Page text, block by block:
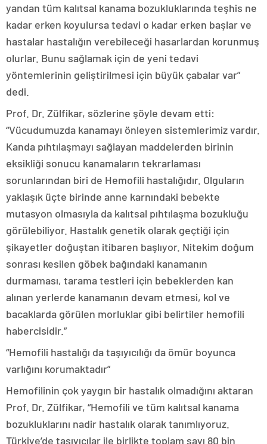
yandan tüm kalıtsal kanama bozukluklarında teşhis ne
kadar erken koyulursa tedavi o kadar erken başlar ve
hastalar hastalığın verebileceği hasarlardan korunmuş
olurlar. Bunu sağlamak için de yeni tedavi
yöntemlerinin geliştirilmesi için büyük çabalar var”
dedi.
Prof. Dr. Zülfikar, sözlerine şöyle devam etti:
“Vücudumuzda kanamayı önleyen sistemlerimiz vardır.
Kanda pıhtılaşmayı sağlayan maddelerden birinin
eksikliği sonucu kanamaların tekrarlaması
sorunlarından biri de Hemofili hastalığıdır. Olguların
yaklaşık üçte birinde anne karnındaki bebekte
mutasyon olmasıyla da kalıtsal pıhtılaşma bozukluğu
görülebiliyor. Hastalık genetik olarak geçtiği için
şikayetler doğuştan itibaren başlıyor. Nitekim doğum
sonrası kesilen göbek bağındaki kanamanın
durmaması, tarama testleri için bebeklerden kan
alınan yerlerde kanamanın devam etmesi, kol ve
bacaklarda görülen morluklar gibi belirtiler hemofili
habercisidir.”
“Hemofili hastalığı da taşıyıcılığı da ömür boyunca
varlığını korumaktadır”
Hemofilinin çok yaygın bir hastalık olmadığını aktaran
Prof. Dr. Zülfikar, “Hemofili ve tüm kalıtsal kanama
bozukluklarını nadir hastalık olarak tanımlıyoruz.
Türkiye’de taşıyıcılar ile birlikte toplam sayı 80 bin